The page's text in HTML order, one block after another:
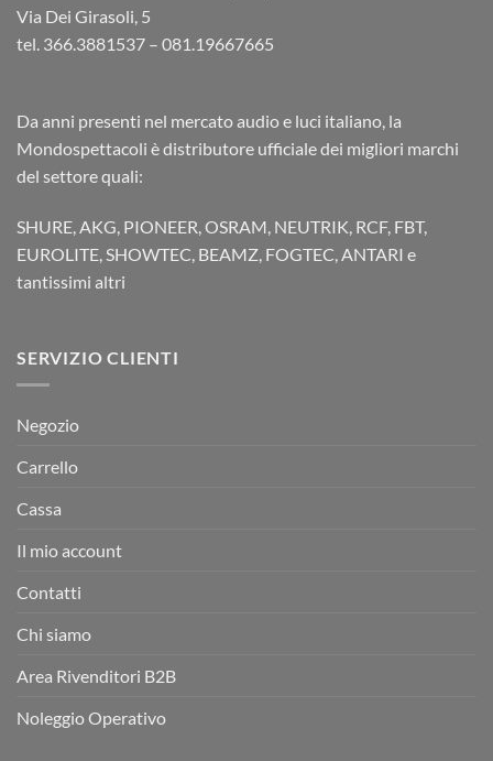
Via Dei Girasoli, 5
tel. 366.3881537 – 081.19667665
Da anni presenti nel mercato audio e luci italiano, la
Mondospettacoli è distributore ufficiale dei migliori marchi
del settore quali:
SHURE, AKG, PIONEER, OSRAM, NEUTRIK, RCF, FBT,
EUROLITE, SHOWTEC, BEAMZ, FOGTEC, ANTARI e
tantissimi altri
SERVIZIO CLIENTI
Negozio
Carrello
Cassa
Il mio account
Contatti
Chi siamo
Area Rivenditori B2B
Noleggio Operativo